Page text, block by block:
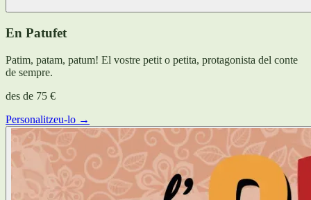
En Patufet
Patim, patam, patum! El vostre petit o petita, protagonista del conte
de sempre.
des de 75 €
Personalitzeu-lo →